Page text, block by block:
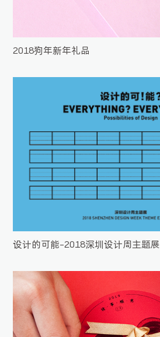
2018狗年新年礼品
设计的可能-2018深圳设计周主题展